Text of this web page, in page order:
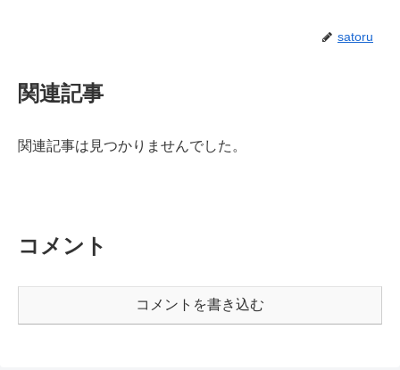
satoru
関連記事
関連記事は見つかりませんでした。
コメント
コメントを書き込む